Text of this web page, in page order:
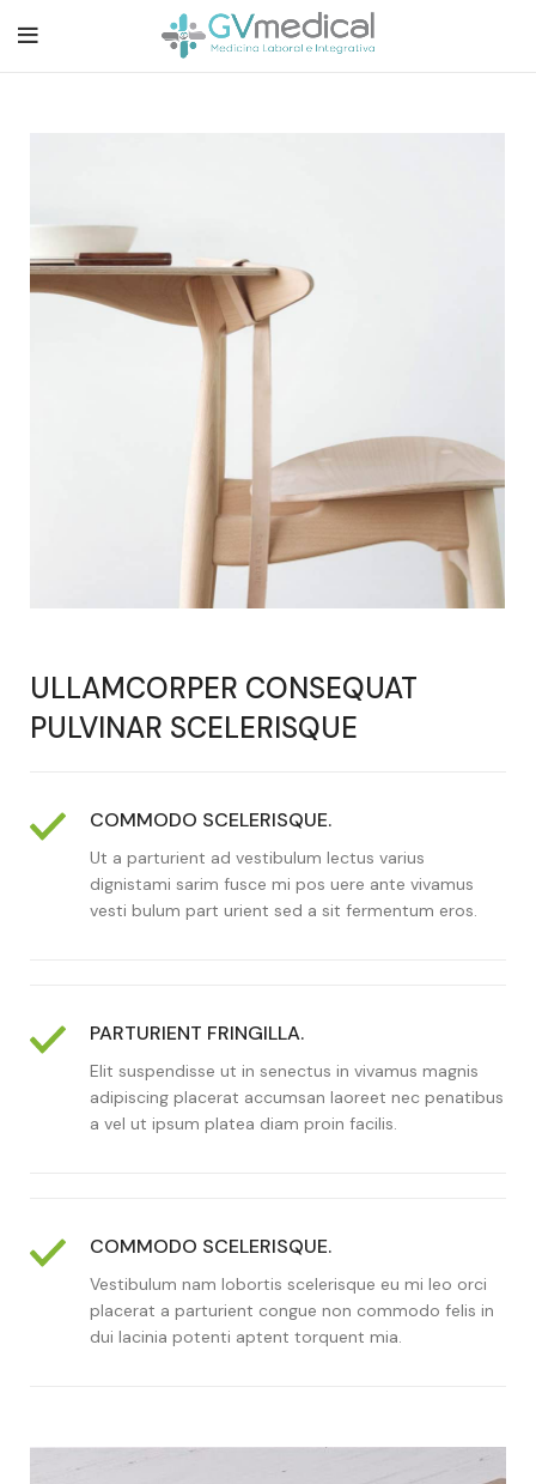
ULLAMCORPER CONSEQUAT
PULVINAR SCELERISQUE
COMMODO SCELERISQUE.
Ut a parturient ad vestibulum lectus varius
dignistami sarim fusce mi pos uere ante vivamus
vesti bulum part urient sed a sit fermentum eros.
PARTURIENT FRINGILLA.
Elit suspendisse ut in senectus in vivamus magnis
adipiscing placerat accumsan laoreet nec penatibus
a vel ut ipsum platea diam proin facilis.
COMMODO SCELERISQUE.
Vestibulum nam lobortis scelerisque eu mi leo orci
placerat a parturient congue non commodo felis in
dui lacinia potenti aptent torquent mia.